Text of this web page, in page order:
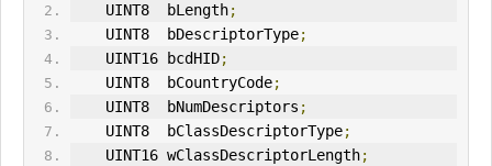
    UINT8  bLength
;
    UINT8  bDescriptorType
;
    UINT16 bcdHID
;
    UINT8  bCountryCode
;
    UINT8  bNumDescriptors
;
    UINT8  bClassDescriptorType
;
    UINT16 wClassDescriptorLength
;